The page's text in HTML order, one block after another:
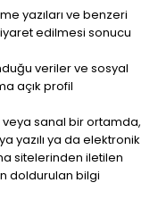
yazıları ve benzeri
edilmesi sonucu
veriler ve sosyal
açık profil
veya sanal bir ortamda,
yazılı ya da elektronik
sitelerinden iletilen
doldurulan bilgi